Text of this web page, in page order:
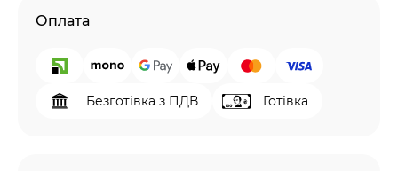
Оплата
Безготівка з ПДВ Готівка